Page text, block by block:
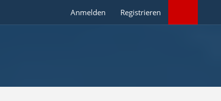
Anmelden Registrieren